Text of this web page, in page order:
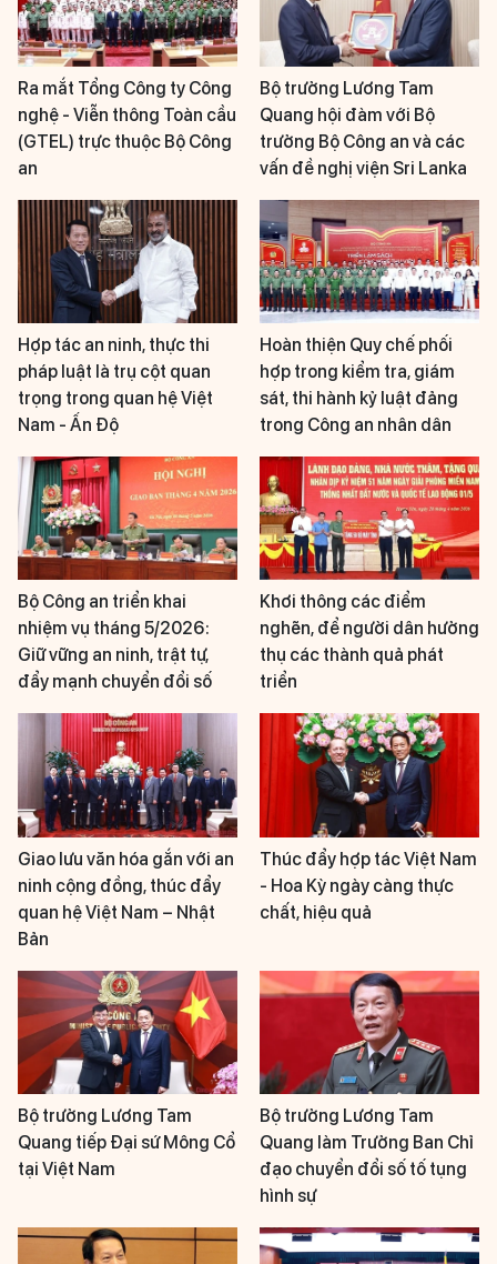
Ra mắt Tổng Công ty Công
nghệ - Viễn thông Toàn cầu
(GTEL) trực thuộc Bộ Công
an
Bộ trưởng Lương Tam
Quang hội đàm với Bộ
trưởng Bộ Công an và các
vấn đề nghị viện Sri Lanka
Hợp tác an ninh, thực thi
pháp luật là trụ cột quan
trọng trong quan hệ Việt
Nam - Ấn Độ
Hoàn thiện Quy chế phối
hợp trong kiểm tra, giám
sát, thi hành kỷ luật đảng
trong Công an nhân dân
Bộ Công an triển khai
nhiệm vụ tháng 5/2026:
Giữ vững an ninh, trật tự,
đẩy mạnh chuyển đổi số
Khơi thông các điểm
nghẽn, để người dân hưởng
thụ các thành quả phát
triển
Giao lưu văn hóa gắn với an
ninh cộng đồng, thúc đẩy
quan hệ Việt Nam – Nhật
Bản
Thúc đẩy hợp tác Việt Nam
- Hoa Kỳ ngày càng thực
chất, hiệu quả
Bộ trưởng Lương Tam
Quang tiếp Đại sứ Mông Cổ
tại Việt Nam
Bộ trưởng Lương Tam
Quang làm Trưởng Ban Chỉ
đạo chuyển đổi số tố tụng
hình sự